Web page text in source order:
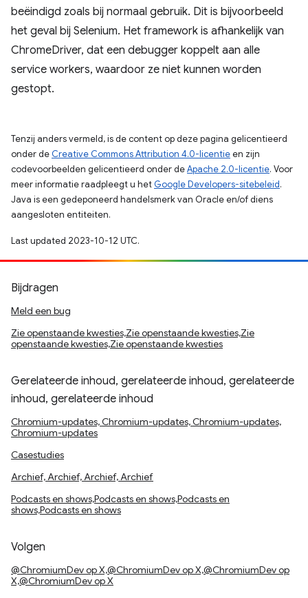
beëindigd zoals bij normaal gebruik. Dit is bijvoorbeeld
het geval bij Selenium. Het framework is afhankelijk van
ChromeDriver, dat een debugger koppelt aan alle
service workers, waardoor ze niet kunnen worden
gestopt.
Tenzij anders vermeld, is de content op deze pagina gelicentieerd
onder de Creative Commons Attribution 4.0-licentieen zijn
codevoorbeelden gelicentieerd onder deApache 2.0-licentie. Voor
meer informatie raadpleegt u het Google Developers-sitebeleid.
Java is een gedeponeerd handelsmerk van Oracle en/of diens
aangesloten entiteiten.
Last updated 2023-10-12 UTC.
Bijdragen
Meld een bug
Zie openstaande kwesties,Zie openstaande kwesties,Zie
openstaande kwesties,Zie openstaande kwesties
Gerelateerde inhoud, gerelateerde inhoud, gerelateerde
inhoud, gerelateerde inhoud
Chromium-updates, Chromium-updates, Chromium-updates,
Chromium-updates
Casestudies
Archief, Archief, Archief, Archief
Podcasts en shows,Podcasts en shows,Podcasts en
shows,Podcasts en shows
Volgen
@ChromiumDev op X,@ChromiumDev op X,@ChromiumDev op
X,@ChromiumDev op X